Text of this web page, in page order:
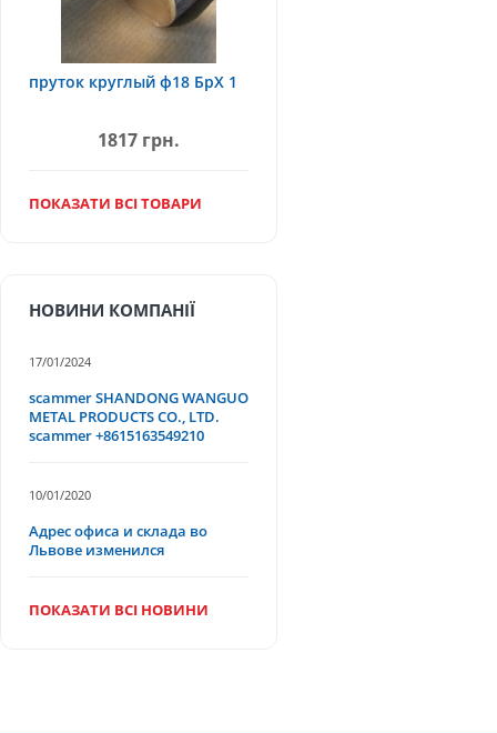
пруток круглый ф18 БрХ 1
1817 грн.
ПОКАЗАТИ ВСІ ТОВАРИ
НОВИНИ КОМПАНІЇ
17/01/2024
scammer SHANDONG WANGUO
METAL PRODUCTS CO., LTD.
scammer +8615163549210
10/01/2020
Адрес офиса и склада во
Львове изменился
ПОКАЗАТИ ВСІ НОВИНИ